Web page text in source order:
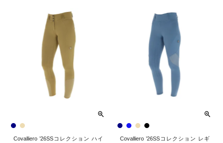
Covalliero ’26SSコレクション ハイ Covalliero ’26SSコレクション レギ